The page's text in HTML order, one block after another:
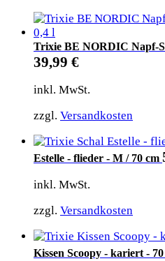
Trixie BE NORDIC Napf-
39,99 €
inkl. MwSt.
zzgl. Versandkosten
Estelle - flieder - M / 70 cm
inkl. MwSt.
zzgl. Versandkosten
Kissen Scoopy - kariert -